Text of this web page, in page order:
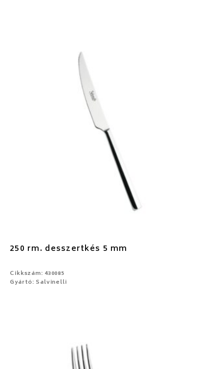
250 rm. desszertkés 5 mm
Cikkszám: 430085
Gyártó: Salvinelli